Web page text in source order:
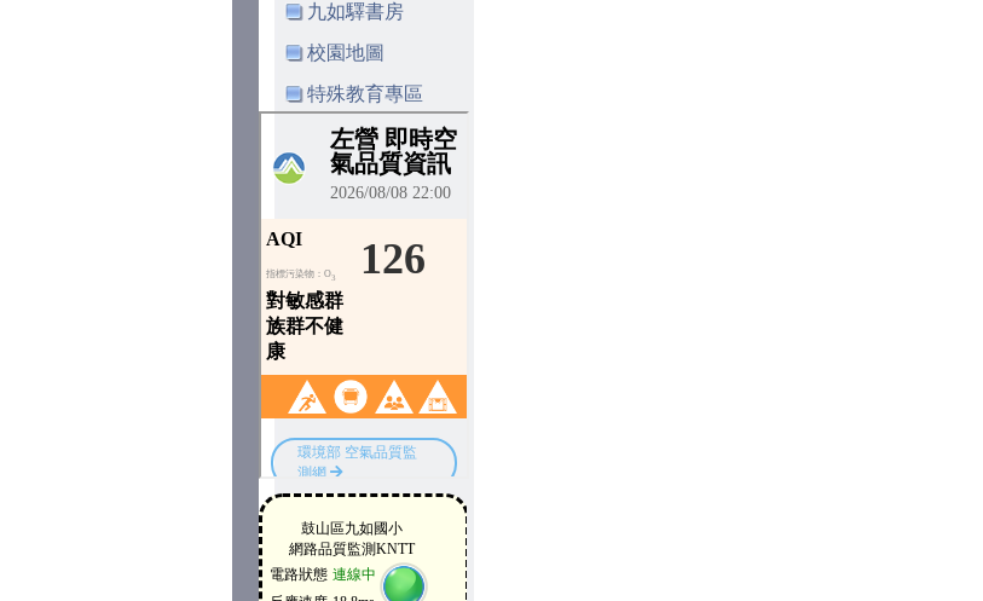
九如驛書房
校園地圖
特殊教育專區